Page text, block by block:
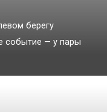
берегу
событие — у пары